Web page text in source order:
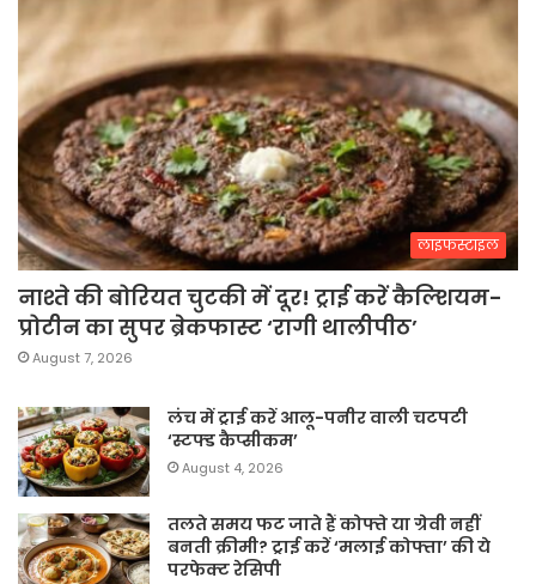
लाइफस्टाइल
नाश्ते की बोरियत चुटकी में दूर! ट्राई करें कैल्शियम-
प्रोटीन का सुपर ब्रेकफास्ट ‘रागी थालीपीठ’
August 7, 2026
लंच में ट्राई करें आलू-पनीर वाली चटपटी
‘स्टफ्ड कैप्सीकम’
August 4, 2026
तलते समय फट जाते हैं कोफ्ते या ग्रेवी नहीं
बनती क्रीमी? ट्राई करें ‘मलाई कोफ्ता’ की ये
परफेक्ट रेसिपी